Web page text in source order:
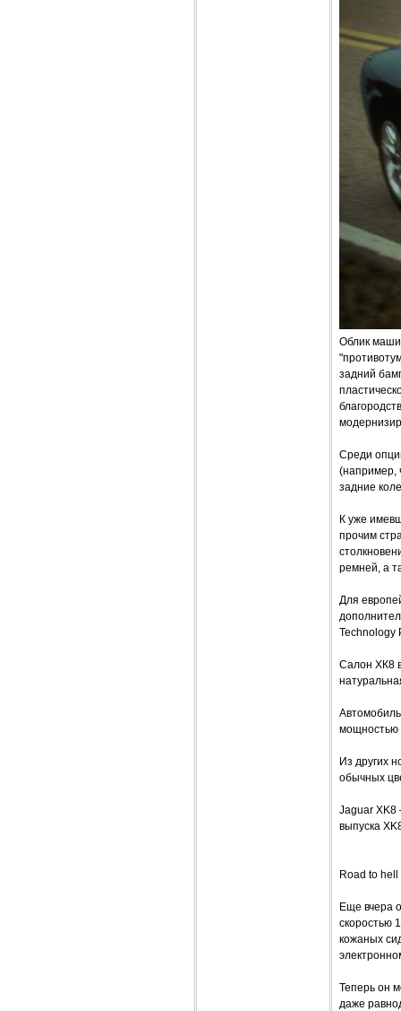
Облик
задний
Среди
(например,
задние
К уже
прочим
ремней, а
Для
Technology
Салон ХК8
мощностью
Из других
обычных
Jaguar XK8
выпуска
Road to hell
Еще вчера
скоростью
кожаных
Теперь он
даже